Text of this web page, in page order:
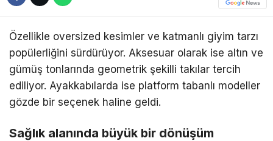
Özellikle oversized kesimler ve katmanlı giyim tarzı
popülerliğini sürdürüyor. Aksesuar olarak ise altın ve
gümüş tonlarında geometrik şekilli takılar tercih
ediliyor. Ayakkabılarda ise platform tabanlı modeller
gözde bir seçenek haline geldi.
Sağlık alanında büyük bir dönüşüm